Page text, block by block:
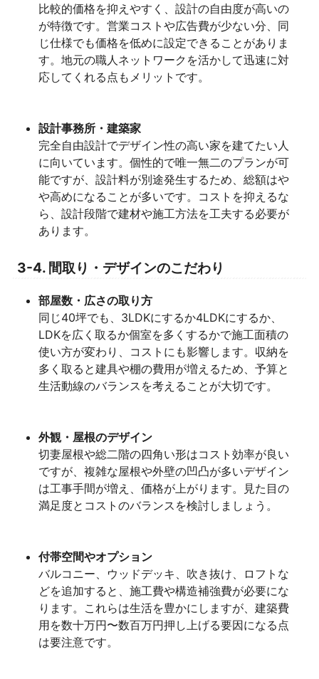
比較的価格を抑えやすく、設計の自由度が高いの
が特徴です。営業コストや広告費が少ない分、同
じ仕様でも価格を低めに設定できることがありま
す。地元の職人ネットワークを活かして迅速に対
応してくれる点もメリットです。
設計事務所・建築家
完全自由設計でデザイン性の高い家を建てたい人
に向いています。個性的で唯一無二のプランが可
能ですが、設計料が別途発生するため、総額はや
や高めになることが多いです。コストを抑えるな
ら、設計段階で建材や施工方法を工夫する必要が
あります。
3-4. 間取り・デザインのこだわり
部屋数・広さの取り方
同じ40坪でも、3LDKにするか4LDKにするか、
LDKを広く取るか個室を多くするかで施工面積の
使い方が変わり、コストにも影響します。収納を
多く取ると建具や棚の費用が増えるため、予算と
生活動線のバランスを考えることが大切です。
外観・屋根のデザイン
切妻屋根や総二階の四角い形はコスト効率が良い
ですが、複雑な屋根や外壁の凹凸が多いデザイン
は工事手間が増え、価格が上がります。見た目の
満足度とコストのバランスを検討しましょう。
付帯空間やオプション
バルコニー、ウッドデッキ、吹き抜け、ロフトな
どを追加すると、施工費や構造補強費が必要にな
ります。これらは生活を豊かにしますが、建築費
用を数十万円〜数百万円押し上げる要因になる点
は要注意です。